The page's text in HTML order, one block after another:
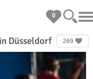
0
Düsseldorf 269